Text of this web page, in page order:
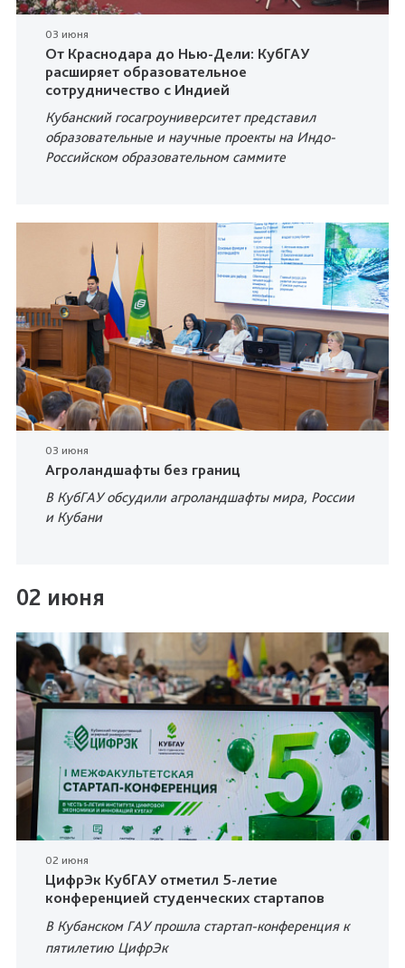
03 июня
От Краснодара до Нью-Дели: КубГАУ
расширяет образовательное
сотрудничество с Индией
Кубанский госагроуниверситет представил
образовательные и научные проекты на Индо-
Российском образовательном саммите
03 июня
Агроландшафты без границ
В КубГАУ обсудили агроландшафты мира, России
и Кубани
02 июня
02 июня
ЦифрЭк КубГАУ отметил 5-летие
конференцией студенческих стартапов
В Кубанском ГАУ прошла стартап-конференция к
пятилетию ЦифрЭк